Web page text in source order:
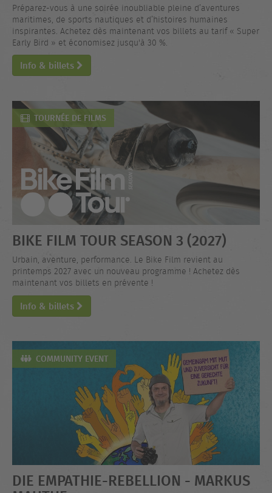
Préparez-vous à une soirée inoubliable pleine d’aventures
maritimes, de sports nautiques et d’histoires humaines
inspirantes. Achetez dès maintenant vos billets au tarif « Super
Early Bird » et économisez jusqu'à 30 %.
Info & billets
TOURNÉE DE FILMS
BIKE FILM TOUR SEASON 3 (2027)
Urbain, aventure, performance. Le Bike Film revient au
printemps 2027 avec un nouveau programme ! Achetez dès
maintenant vos billets en prévente !
Info & billets
COMMUNITY EVENT
DIE EMPATHIE-REBELLION - MARKUS